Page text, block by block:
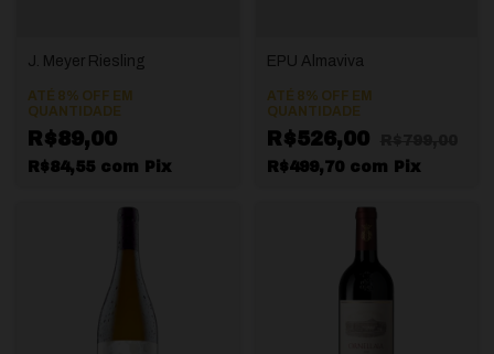
J. Meyer Riesling
ATÉ 8% OFF EM
QUANTIDADE
R$89,00
R$84,55 com Pix
EPU Almaviva
ATÉ 8% OFF EM
QUANTIDADE
R$526,00
R$499,70 com Pix